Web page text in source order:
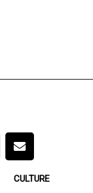
CULTURE